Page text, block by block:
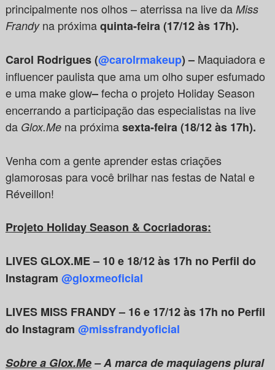
principalmente nos olhos – aterrissa na live da Miss
Frandyna próximaquinta-feira (17/12 às 17h).
Carol Rodrigues (@carolrmakeup) – Maquiadora e
influencer paulista que ama um olho super esfumado
e uma make glow–fecha o projeto Holiday Season
encerrando a participação das especialistas na live
da Glox.Mena próximasexta-feira (18/12 às 17h).
Venha com a gente aprender estas criações
glamorosas para você brilhar nas festas de Natal e
Réveillon!
Projeto Holiday Season & Cocriadoras:
LIVES GLOX.ME – 10 e 18/12 às 17h no Perfil do
Instagram @gloxmeoficial
LIVES MISS FRANDY – 16 e 17/12 às 17h no Perfil
do Instagram @missfrandyoficial
Sobre a Glox.Me–A marca de maquiagens plural